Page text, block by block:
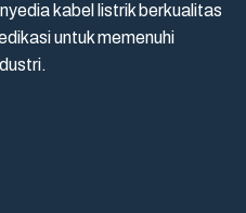
kabel listrik berkualitas
untuk memenuhi